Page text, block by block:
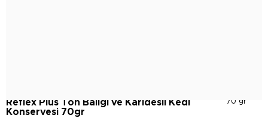
70 gr
Reflex Plus Ton Balığı ve Karidesli Kedi
Konservesi 70gr